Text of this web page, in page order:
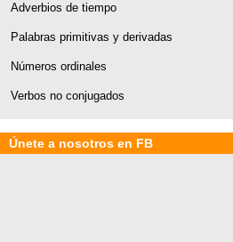
Adverbios de tiempo
Palabras primitivas y derivadas
Números ordinales
Verbos no conjugados
Únete a nosotros en FB